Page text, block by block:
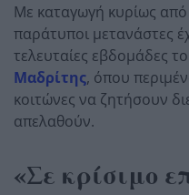
Με καταγωγή κυρίως
παράτυποι μετανάστες
τελευταίες εβδομάδες
Μαδρίτης, όπου
κοιτώνες να ζητήσουν
απελαθούν.
«Σε κρίσιμο